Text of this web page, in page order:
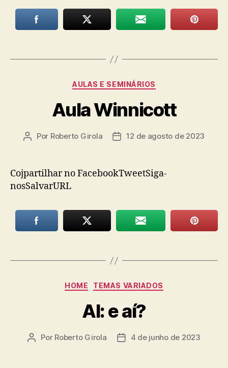
Categorias
AULAS E SEMINÁRIOS
Aula Winnicott
Autor
Por Roberto Girola
Data12 de agosto de 2023
Cojpartilhar no FacebookTweetSiga-
nosSalvarURL
Categorias
HOME TEMAS VARIADOS
AI: e aí?
Autor
Por Roberto Girola
Data4 de junho de 2023